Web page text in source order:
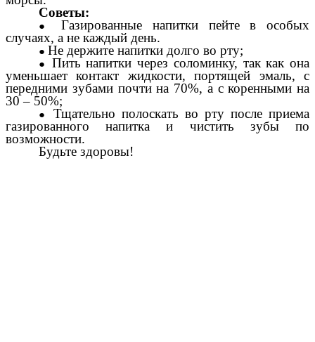
Советы:
Газированные напитки пейте в особых
случаях, а не каждый день.
Не держите напитки долго во рту;
Пить напитки через соломинку, так как она
уменьшает контакт жидкости, портящей эмаль, с
передними зубами почти на 70%, а с коренными на
30 – 50%;
Тщательно полоскать во рту после приема
газированного напитка и чистить зубы по
возможности.
Будьте здоровы!